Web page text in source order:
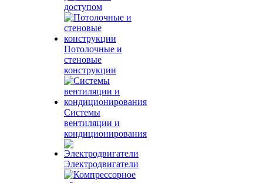
доступом
Потолочные и
стеновые
конструкции
Системы
вентиляции и
кондиционирования
Электродвигатели